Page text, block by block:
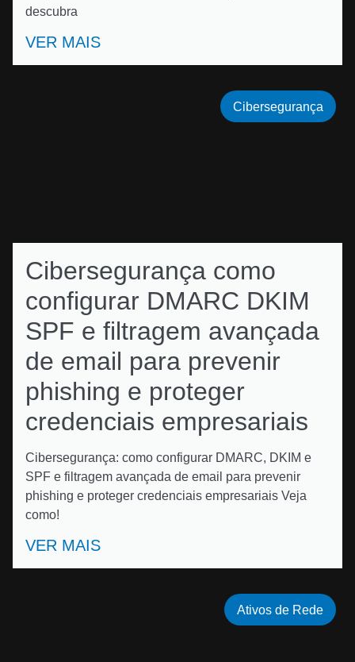
descubra
VER MAIS
Cibersegurança como
configurar DMARC DKIM
SPF e filtragem avançada
de email para prevenir
phishing e proteger
credenciais empresariais
Cibersegurança: como configurar DMARC, DKIM e
SPF e filtragem avançada de email para prevenir
phishing e proteger credenciais empresariais Veja
como!
VER MAIS
Cibersegurança
Ativos de Rede